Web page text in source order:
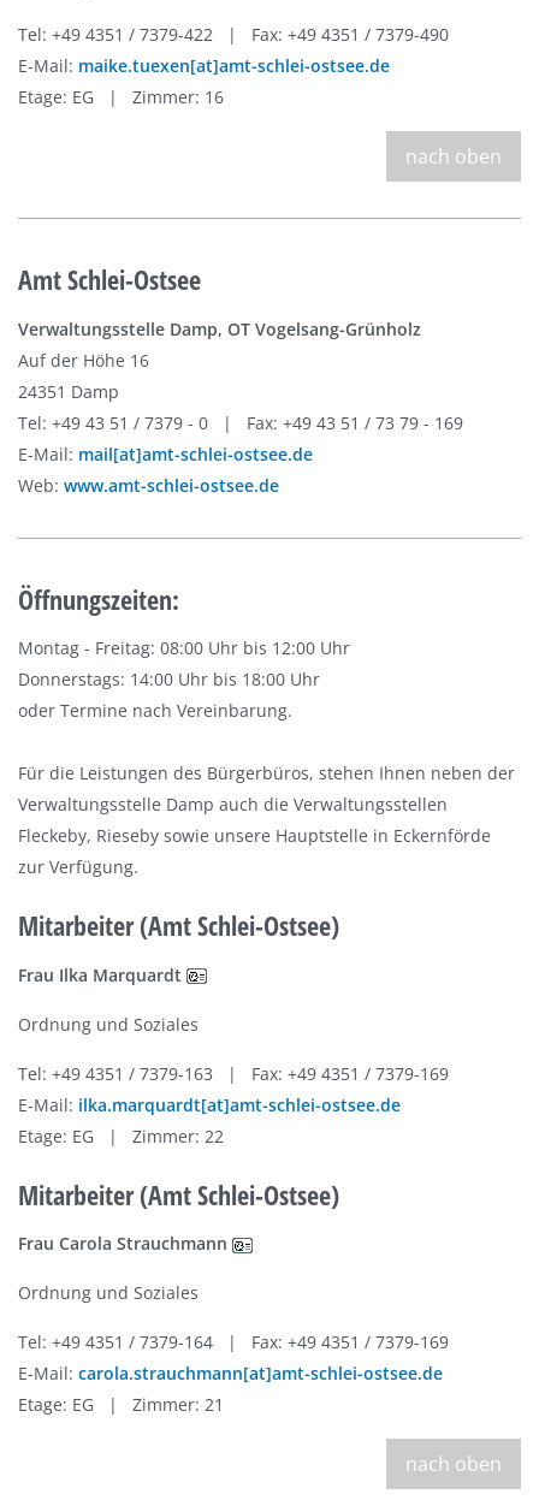
Tel: +49 4351 / 7379-422 | Fax: +49 4351 / 7379-490
E-Mail: maike.tuexen[at]amt-schlei-ostsee.de
Etage: EG | Zimmer: 16
nach oben
Amt Schlei-Ostsee
Verwaltungsstelle Damp, OT Vogelsang-Grünholz
Auf der Höhe 16
24351 Damp
Tel: +49 43 51 / 7379 - 0 | Fax: +49 43 51 / 73 79 - 169
E-Mail: mail[at]amt-schlei-ostsee.de
Web: www.amt-schlei-ostsee.de
Öffnungszeiten:
Montag - Freitag: 08:00 Uhr bis 12:00 Uhr
Donnerstags: 14:00 Uhr bis 18:00 Uhr
oder Termine nach Vereinbarung.
Für die Leistungen des Bürgerbüros, stehen Ihnen neben der
Verwaltungsstelle Damp auch die Verwaltungsstellen
Fleckeby, Rieseby sowie unsere Hauptstelle in Eckernförde
zur Verfügung.
Mitarbeiter (Amt Schlei-Ostsee)
Frau Ilka Marquardt
Ordnung und Soziales
Tel: +49 4351 / 7379-163 | Fax: +49 4351 / 7379-169
E-Mail: ilka.marquardt[at]amt-schlei-ostsee.de
Etage: EG | Zimmer: 22
Mitarbeiter (Amt Schlei-Ostsee)
Frau Carola Strauchmann
Ordnung und Soziales
Tel: +49 4351 / 7379-164 | Fax: +49 4351 / 7379-169
E-Mail: carola.strauchmann[at]amt-schlei-ostsee.de
Etage: EG | Zimmer: 21
nach oben